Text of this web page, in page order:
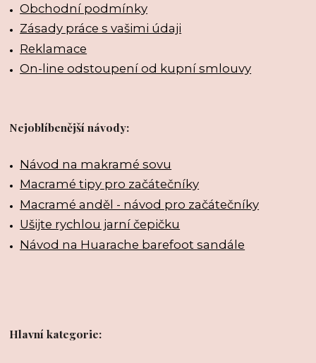
Obchodní podmínky
Zásady práce s vašimi údaji
Reklamace
On-line odstoupení od kupní smlouvy
Nejoblíbenější návody:
Návod na makramé sovu
Macramé tipy pro začátečníky
Macramé anděl - návod pro začátečníky
Ušijte rychlou jarní čepičku
Návod na Huarache barefoot sandále
Hlavní kategorie: